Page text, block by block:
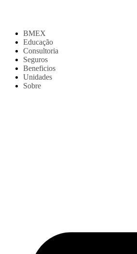
BMEX
Educação
Consultoria
Seguros
Beneficios
Unidades
Sobre